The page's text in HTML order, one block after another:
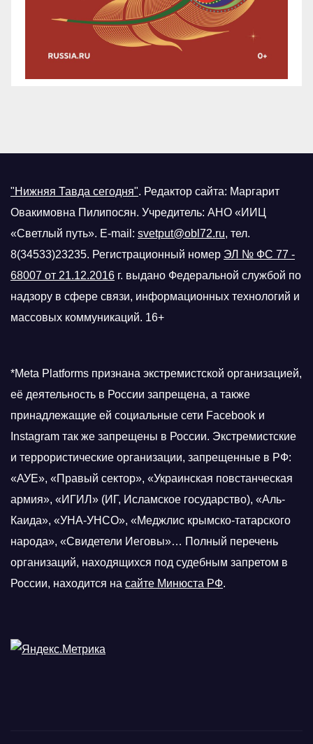
"Нижняя Тавда сегодня". Редактор сайта: Маргарит
Овакимовна Пилипосян. Учредитель: АНО «ИИЦ
«Светлый путь». E-mail: svetput@obl72.ru, тел.
8(34533)23235. Регистрационный номер ЭЛ № ФС 77 -
68007 от 21.12.2016 г. выдано Федеральной службой по
надзору в сфере связи, информационных технологий и
массовых коммуникаций. 16+
*Meta Platforms признана экстремистской организацией,
её деятельность в России запрещена, а также
принадлежащие ей социальные сети Facebook и
Instagram так же запрещены в России. Экстремистские
и террористические организации, запрещенные в РФ:
«АУЕ», «Правый сектор», «Украинская повстанческая
армия», «ИГИЛ» (ИГ, Исламское государство), «Аль-
Каида», «УНА-УНСО», «Меджлис крымско-татарского
народа», «Свидетели Иеговы»… Полный перечень
организаций, находящихся под судебным запретом в
России, находится на сайте Минюста РФ.